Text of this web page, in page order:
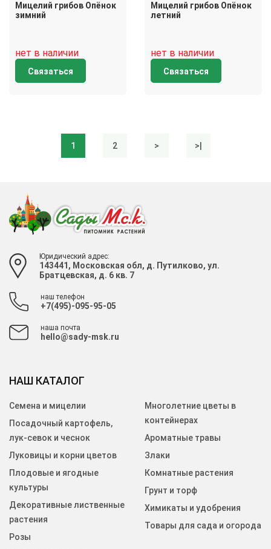
Мицелий грибов Опёнок
зимний
нет в наличии
Связаться
Мицелий грибов Опёнок
летний
нет в наличии
Связаться
1 2 > >|
Юридический адрес:
143441, Московская обл, д. Путилково, ул.
Братцевская, д. 6 кв. 7
наш телефон
+7(495)-095-95-05
наша почта
hello@sady-msk.ru
НАШ КАТАЛОГ
Семена и мицелии
Посадочный картофель,
лук-севок и чеснок
Луковицы и корни цветов
Плодовые и ягодные
культуры
Декоративные лиственные
растения
Розы
Многолетние цветы в
контейнерах
Ароматные травы
Злаки
Комнатные растения
Грунт и торф
Химикаты и удобрения
Товары для сада и огорода